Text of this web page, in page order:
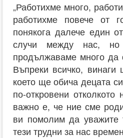
„Работихме много,
работихме повече от
понякога далече един
случи между нас, но
продължаваме много да
Въпреки всичко,
което ще обича децата
по-откровени
важно е, че ние сме
ви помолим да уважите
тези трудни за нас